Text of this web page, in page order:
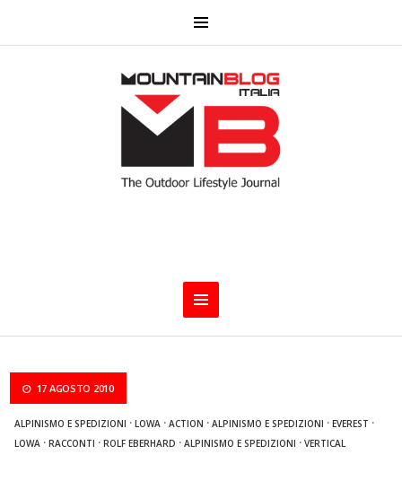
17 AGOSTO 2010
ALPINISMO E SPEDIZIONI ·LOWA ·ACTION ·ALPINISMO E SPEDIZIONI ·EVEREST ·
LOWA ·RACCONTI ·ROLF EBERHARD ·ALPINISMO E SPEDIZIONI ·VERTICAL